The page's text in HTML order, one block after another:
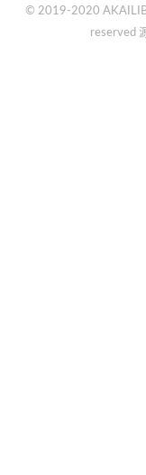
© 2019-2020 AKAILIB
reserved